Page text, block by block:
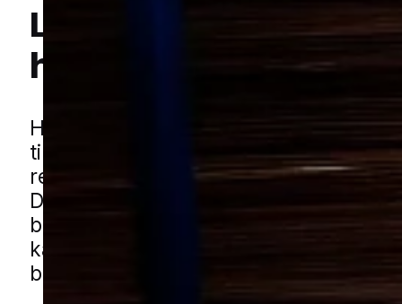
Lokal bekæmpelse
hvepse
i Langeskov
Hvepse kan hurtigt gøre en ellers
til et irritationsmoment, især når de
rede tæt på steder, hvor man færdes
De fleste oplever problemet, når
bliver mere aktive omkring hus og
kan gøre både udeliv og almindelige
besværlige.
Hej! Hvordan kan jeg hjælpe dig? Har du nogen spørgsmål?